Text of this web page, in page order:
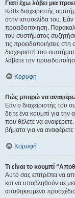
Γιατί έχω λάβει μια
Κάθε διαχειριστής
στην ιστοσελίδα του.
προειδοποίηση.
του συστήματος
τις προειδοποιήσεις στη
διαχειριστή του
λάβατε την
Κορυφή
Πώς μπορώ να αναφέρω
Εάν ο διαχειριστής του
δείτε ένα κουμπί για
που θέλετε να
βήματα για να
Κορυφή
Τι είναι το κουμπί
Αυτό σας επιτρέπει να
και να υποβληθούν σε
αποθηκευμένο